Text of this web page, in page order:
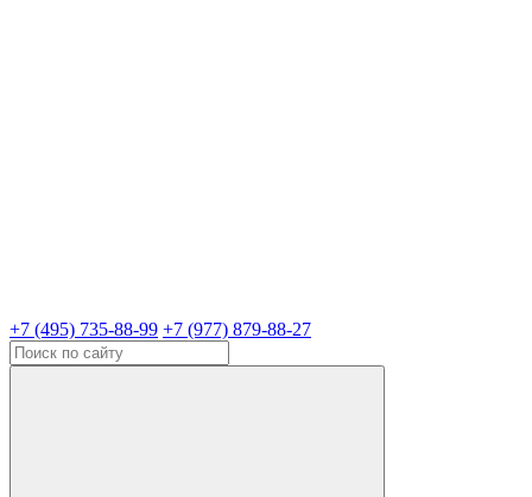
+7 (495) 735-88-99 +7 (977) 879-88-27